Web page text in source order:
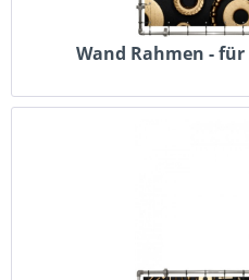
Wand Rahmen -